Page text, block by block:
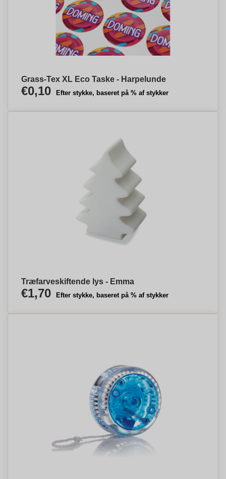
Grass-Tex XL Eco Taske - Harpelunde
€0,10 Efter stykke, baseret på % af stykker
Træfarveskiftende lys - Emma
€1,70 Efter stykke, baseret på % af stykker